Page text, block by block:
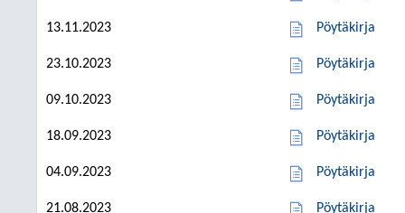
13.11.2023 Pöytäkirja
23.10.2023 Pöytäkirja
09.10.2023 Pöytäkirja
18.09.2023 Pöytäkirja
04.09.2023 Pöytäkirja
21.08.2023 Pöytäkirja